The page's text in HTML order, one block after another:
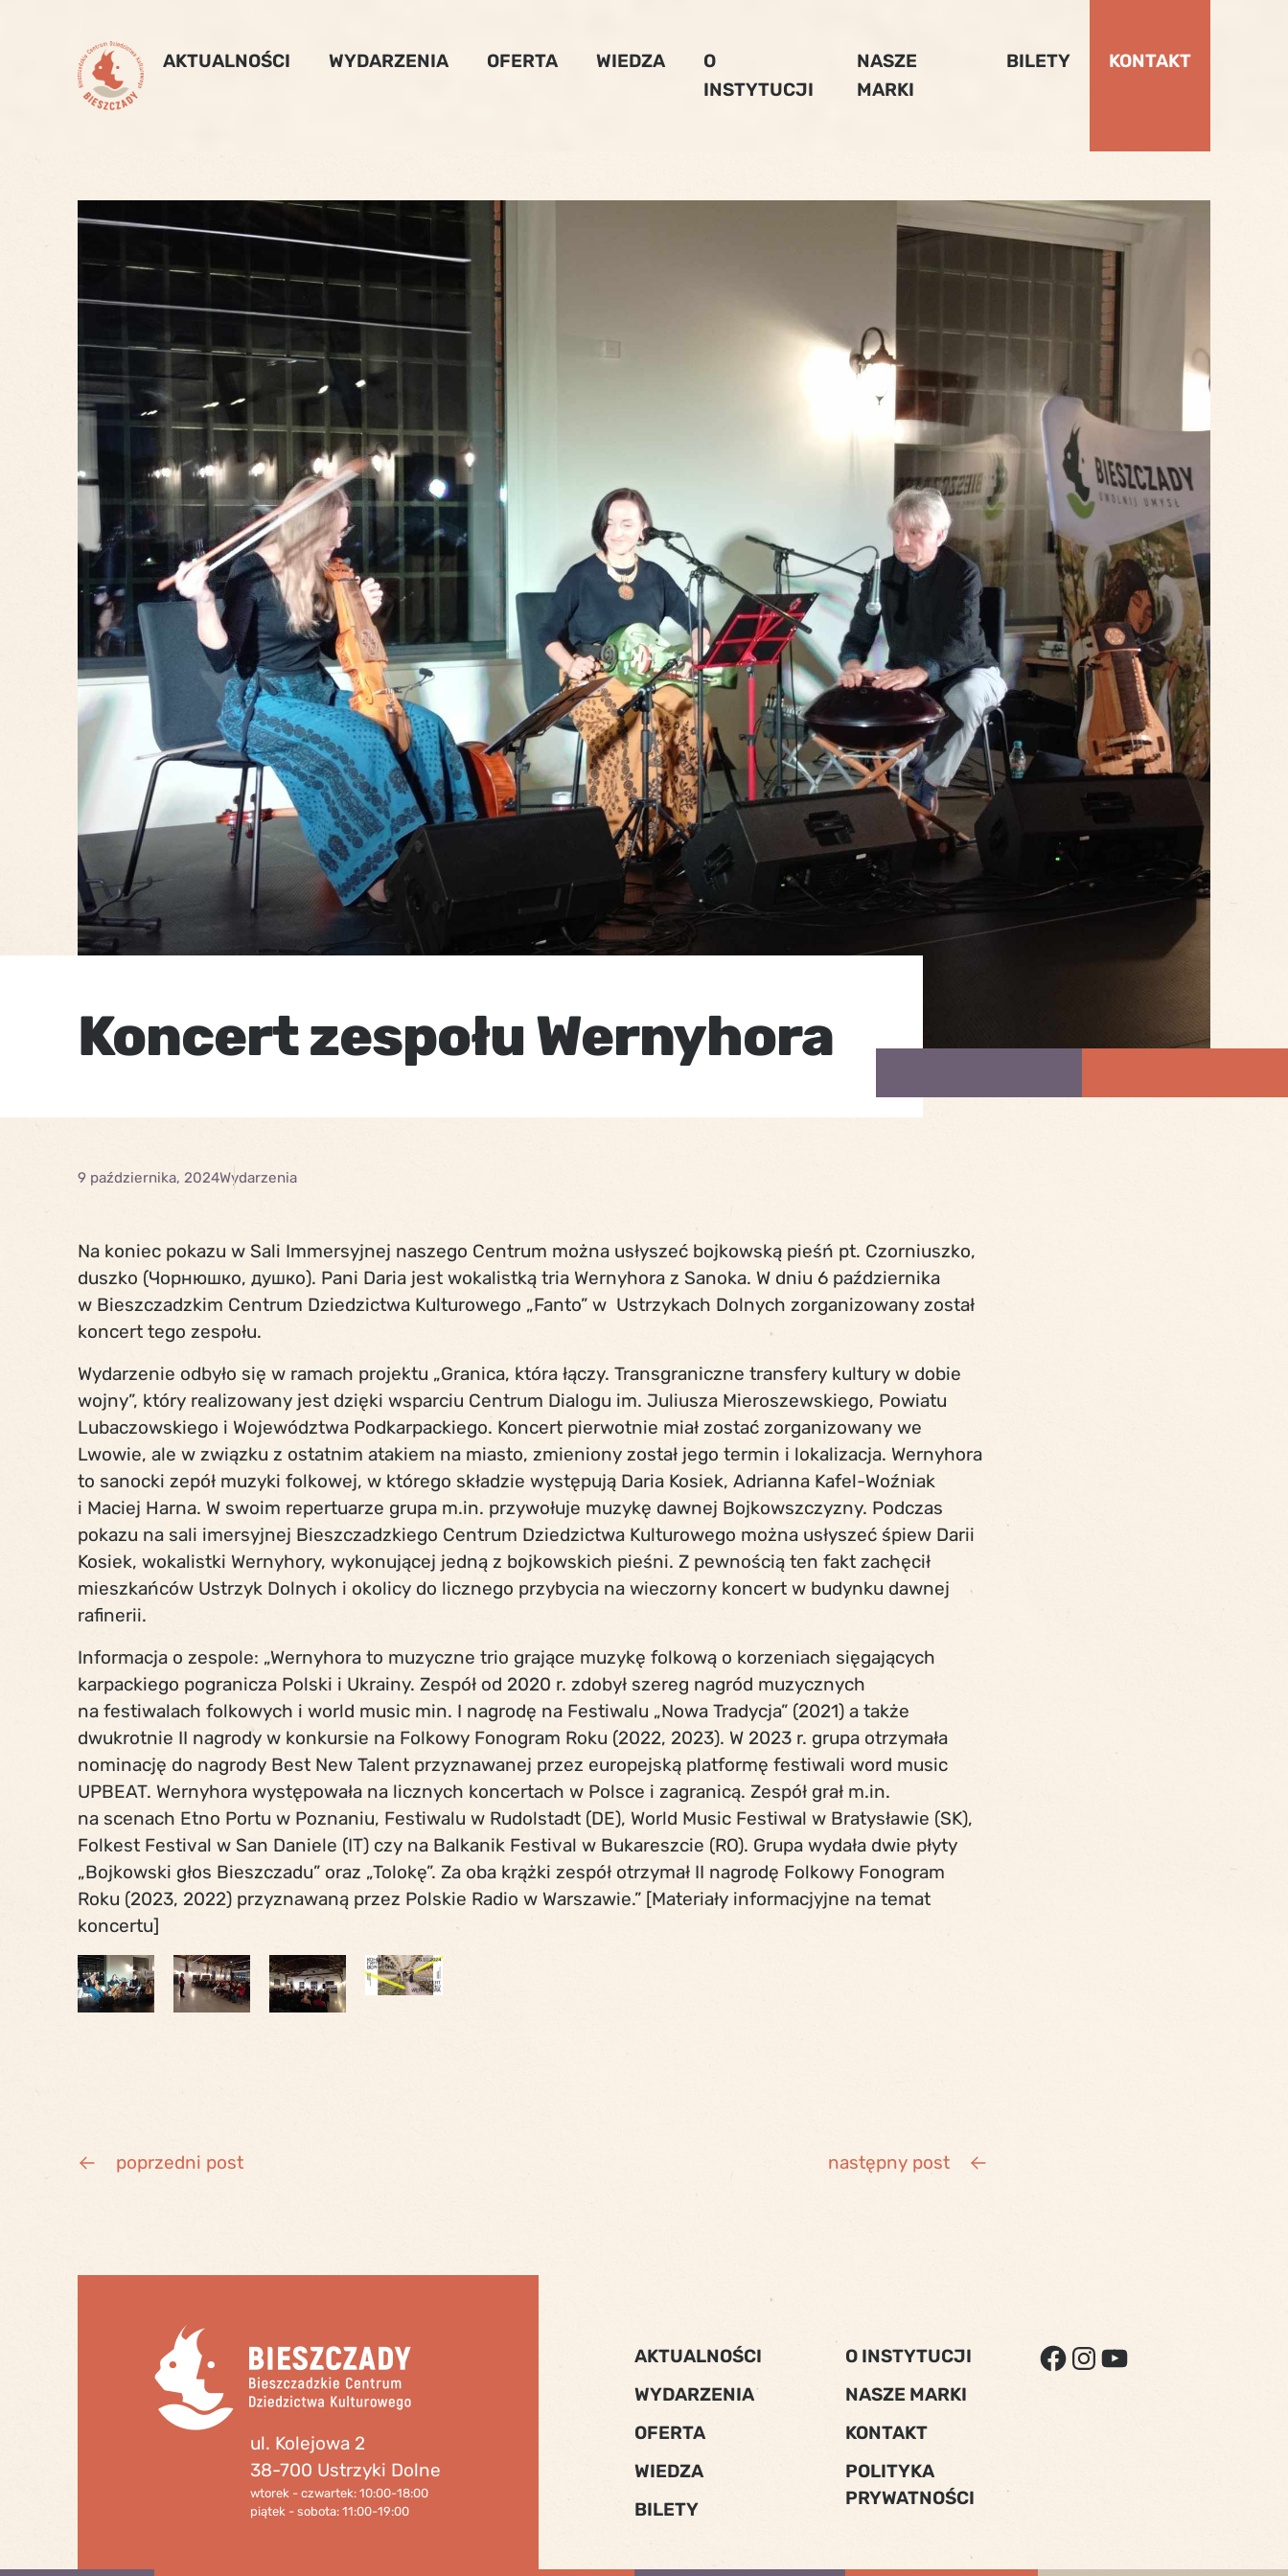
AKTUALNOŚCI WYDARZENIA OFERTA WIEDZA
O
INSTYTUCJI
NASZE
MARKI
BILETY KONTAKT
Koncert zespołu Wernyhora
9 października, 2024Wydarzenia
Na koniec pokazu w Sali Immersyjnej naszego Centrum można usłyszeć bojkowską pieśń pt. Czorniuszko,
duszko (Чорнюшко, душко). Pani Daria jest wokalistką tria Wernyhora z Sanoka. W dniu 6 października
w Bieszczadzkim Centrum Dziedzictwa Kulturowego „Fanto” w Ustrzykach Dolnych zorganizowany został
koncert tego zespołu.
Wydarzenie odbyło się w ramach projektu „Granica, która łączy. Transgraniczne transfery kultury w dobie
wojny”, który realizowany jest dzięki wsparciu Centrum Dialogu im. Juliusza Mieroszewskiego, Powiatu
Lubaczowskiego i Województwa Podkarpackiego. Koncert pierwotnie miał zostać zorganizowany we
Lwowie, ale w związku z ostatnim atakiem na miasto, zmieniony został jego termin i lokalizacja. Wernyhora
to sanocki zepół muzyki folkowej, w którego składzie występują Daria Kosiek, Adrianna Kafel-Woźniak
i Maciej Harna. W swoim repertuarze grupa m.in. przywołuje muzykę dawnej Bojkowszczyzny. Podczas
pokazu na sali imersyjnej Bieszczadzkiego Centrum Dziedzictwa Kulturowego można usłyszeć śpiew Darii
Kosiek, wokalistki Wernyhory, wykonującej jedną z bojkowskich pieśni. Z pewnością ten fakt zachęcił
mieszkańców Ustrzyk Dolnych i okolicy do licznego przybycia na wieczorny koncert w budynku dawnej
rafinerii.
Informacja o zespole: „Wernyhora to muzyczne trio grające muzykę folkową o korzeniach sięgających
karpackiego pogranicza Polski i Ukrainy. Zespół od 2020 r. zdobył szereg nagród muzycznych
na festiwalach folkowych i world music min. I nagrodę na Festiwalu „Nowa Tradycja” (2021) a także
dwukrotnie II nagrody w konkursie na Folkowy Fonogram Roku (2022, 2023). W 2023 r. grupa otrzymała
nominację do nagrody Best New Talent przyznawanej przez europejską platformę festiwali word music
UPBEAT. Wernyhora występowała na licznych koncertach w Polsce i zagranicą. Zespół grał m.in.
na scenach Etno Portu w Poznaniu, Festiwalu w Rudolstadt (DE), World Music Festiwal w Bratysławie (SK),
Folkest Festival w San Daniele (IT) czy na Balkanik Festival w Bukareszcie (RO). Grupa wydała dwie płyty
„Bojkowski głos Bieszczadu” oraz „Tolokę”. Za oba krążki zespół otrzymał II nagrodę Folkowy Fonogram
Roku (2023, 2022) przyznawaną przez Polskie Radio w Warszawie.” [Materiały informacjyjne na temat
koncertu]
poprzedni post następny post
ul. Kolejowa 2
38-700 Ustrzyki Dolne
wtorek - czwartek: 10:00-18:00
piątek - sobota: 11:00-19:00
AKTUALNOŚCI
WYDARZENIA
OFERTA
WIEDZA
BILETY
O INSTYTUCJI
NASZE MARKI
KONTAKT
POLITYKA
PRYWATNOŚCI
FACEBOOK
INSTAGRAM